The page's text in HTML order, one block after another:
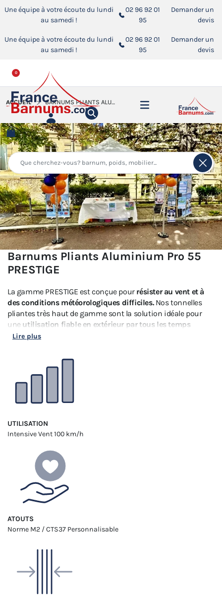
Une équipe à votre écoute du lundi
au samedi !
02 96 92 01
95
Demander un
devis
Une équipe à votre écoute du lundi
au samedi !
02 96 92 01
95
Demander un
devis
0
ACCUEIL BARNUMS PLIANTS ALU PRO 55 PRESTIGE M2
Barnums Pliants Aluminium Pro 55
PRESTIGE
La gamme PRESTIGE est conçue pour résister au vent et à
des conditions météorologiques difficiles.Nos tonnelles
pliantes très haut de gamme sont la solution idéale pour
une utilisation fiable en extérieur par tous les temps
jusqu’à 100km/h
pour l'accueil du public.
Lire plus
UTILISATION
IntensiveVent 100 km/h
ATOUTS
Norme M2 / CTS37 Personnalisable